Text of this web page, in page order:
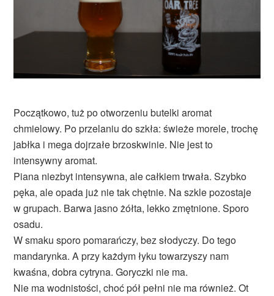
Początkowo, tuż po otworzeniu butelki aromat
chmielowy. Po przelaniu do szkła: świeże morele, trochę
jabłka i mega dojrzałe brzoskwinie. Nie jest to
intensywny aromat.
Piana niezbyt intensywna, ale całkiem trwała. Szybko
pęka, ale opada już nie tak chętnie. Na szkle pozostaje
w grupach. Barwa jasno żółta, lekko zmętnione. Sporo
osadu.
W smaku sporo pomarańczy, bez słodyczy. Do tego
mandarynka. A przy każdym łyku towarzyszy nam
kwaśna, dobra cytryna. Goryczki nie ma.
Nie ma wodnistości, choć pół pełni nie ma również. Ot